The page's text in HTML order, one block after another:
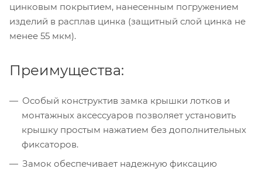
цинковым покрытием, нанесенным погружением
изделий в расплав цинка (защитный слой цинка не
менее 55 мкм).
Преимущества:
Особый конструктив замка крышки лотков и
монтажных аксессуаров позволяет установить
крышку простым нажатием без дополнительных
фиксаторов.
Замок обеспечивает надежную фиксацию